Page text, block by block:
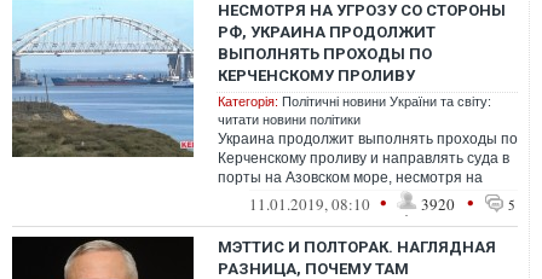
НЕСМОТРЯ НА УГРОЗУ СО СТОРОНЫ
РФ, УКРАИНА ПРОДОЛЖИТ
ВЫПОЛНЯТЬ ПРОХОДЫ ПО
КЕРЧЕНСКОМУ ПРОЛИВУ
Категорія: Політичні новини України та світу:
читати новини політики
Украина продолжит выполнять проходы по
Керченскому проливу и направлять суда в
порты на Азовском море, несмотря на
сохраняющуюся опасность.
11.01.2019, 08:10 • 3920 • 5
МЭТТИС И ПОЛТОРАК. НАГЛЯДНАЯ
РАЗНИЦА, ПОЧЕМУ ТАМ